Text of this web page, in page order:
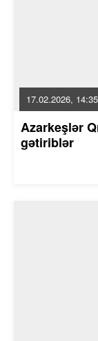
17.02.2026, 14:35
Azarkeşlər
gətiriblər